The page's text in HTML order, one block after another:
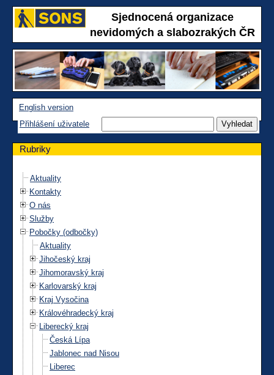
Sjednocená organizace
nevidomých a slabozrakých ČR
English version
Přihlášení uživatele
Rubriky
Aktuality
Kontakty
O nás
Služby
Pobočky (odbočky)
Aktuality
Jihočeský kraj
Jihomoravský kraj
Karlovarský kraj
Kraj Vysočina
Královéhradecký kraj
Liberecký kraj
Česká Lípa
Jablonec nad Nisou
Liberec